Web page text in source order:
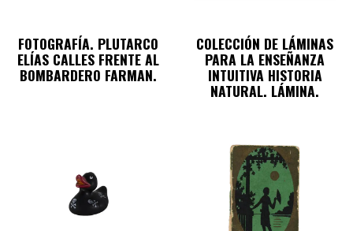
FOTOGRAFÍA. PLUTARCO
ELÍAS CALLES FRENTE AL
BOMBARDERO FARMAN.
COLECCIÓN DE LÁMINAS
PARA LA ENSEÑANZA
INTUITIVA HISTORIA
NATURAL. LÁMINA.